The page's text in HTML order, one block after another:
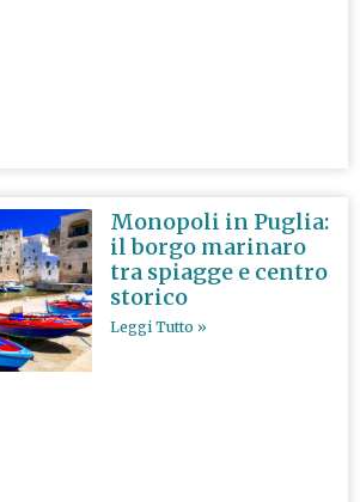
Monopoli in Puglia:
il borgo marinaro
tra spiagge e centro
storico
Leggi Tutto »